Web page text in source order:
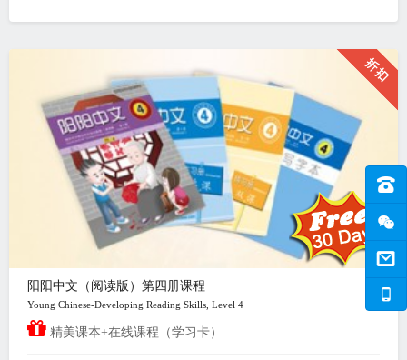
阳阳中文（阅读版）第四册课程
Young Chinese-Developing Reading Skills, Level 4
精美课本+在线课程（学习卡）